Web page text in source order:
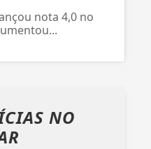
nota 4,0 no
NO